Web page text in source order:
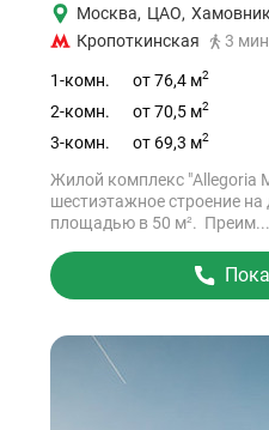
Москва, ЦАО,
Кропоткинская
3
1-комн. от 76,4 м2
2-комн.
от 70,5 м2
3-комн.
от 69,3 м2
Жилой комплекс "Allegoria
шестиэтажное строение
площадью в 50 м². Преим...